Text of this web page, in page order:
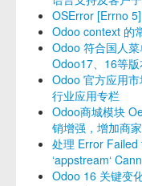
OSError [Errno
Odoo context 的
Odoo 符合国人
Odoo17、16等版
Odoo 官方应用
行业应用专栏
Odoo商城模块
销增强，增加商家
处理 Error
‘appstream‘
Odoo 16 关键变